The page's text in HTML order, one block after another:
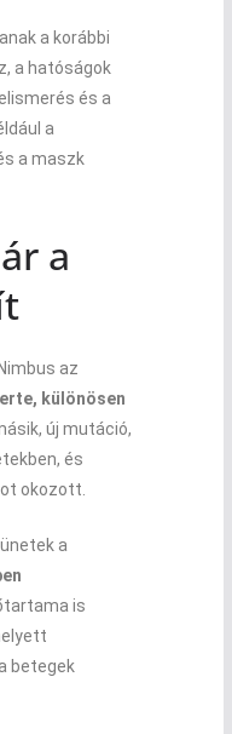
a korábbi
a hatóságok
és a
a
a maszk
a
az
különösen
új mutáció,
és
okozott.
a
is
betegek